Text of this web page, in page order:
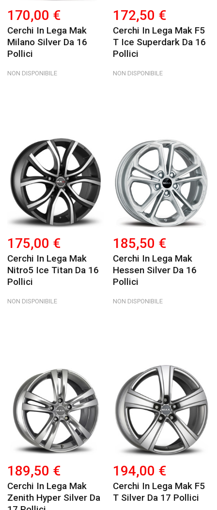
170,00 €
Cerchi In Lega Mak
Milano Silver Da 16
Pollici
NON DISPONIBILE
172,50 €
Cerchi In Lega Mak F5
T Ice Superdark Da 16
Pollici
NON DISPONIBILE
175,00 €
Cerchi In Lega Mak
Nitro5 Ice Titan Da 16
Pollici
NON DISPONIBILE
185,50 €
Cerchi In Lega Mak
Hessen Silver Da 16
Pollici
NON DISPONIBILE
189,50 €
Cerchi In Lega Mak
Zenith Hyper Silver Da
194,00 €
Cerchi In Lega Mak F5
T Silver Da 17 Pollici